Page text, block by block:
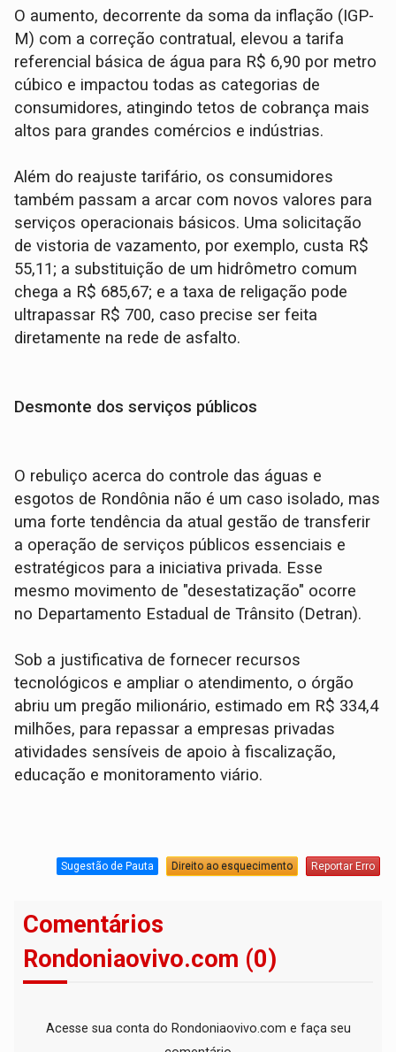
O aumento, decorrente da soma da inflação (IGP-
M) com a correção contratual, elevou a tarifa
referencial básica de água para R$ 6,90 por metro
cúbico e impactou todas as categorias de
consumidores, atingindo tetos de cobrança mais
altos para grandes comércios e indústrias.
Além do reajuste tarifário, os consumidores
também passam a arcar com novos valores para
serviços operacionais básicos. Uma solicitação
de vistoria de vazamento, por exemplo, custa R$
55,11; a substituição de um hidrômetro comum
chega a R$ 685,67; e a taxa de religação pode
ultrapassar R$ 700, caso precise ser feita
diretamente na rede de asfalto.
Desmonte dos serviços públicos
O rebuliço acerca do controle das águas e
esgotos de Rondônia não é um caso isolado, mas
uma forte tendência da atual gestão de transferir
a operação de serviços públicos essenciais e
estratégicos para a iniciativa privada. Esse
mesmo movimento de "desestatização" ocorre
no Departamento Estadual de Trânsito (Detran).
Sob a justificativa de fornecer recursos
tecnológicos e ampliar o atendimento, o órgão
abriu um pregão milionário, estimado em R$ 334,4
milhões, para repassar a empresas privadas
atividades sensíveis de apoio à fiscalização,
educação e monitoramento viário.
Sugestão de Pauta Direito ao esquecimento Reportar Erro
Comentários
Rondoniaovivo.com (0)
Acesse sua conta do Rondoniaovivo.com e faça seu